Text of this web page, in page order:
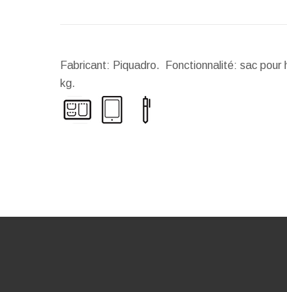
Fabricant: Piquadro. Fonctionnalité: sac
kg.